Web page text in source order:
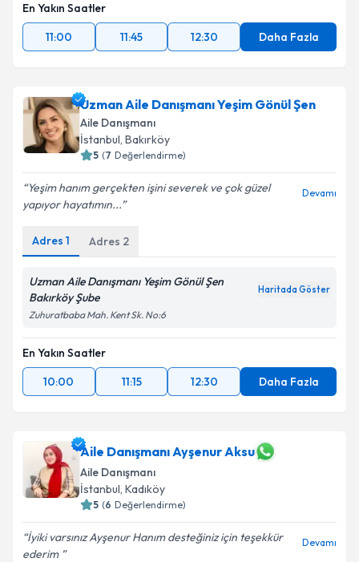
En Yakın Saatler
11:00
11:45 12:30 Daha Fazla
Uzman Aile Danışmanı Yeşim Gönül Şen
Aile Danışmanı
İstanbul, Bakırköy
5 (7 Değerlendirme)
Yeşim hanım gerçekten işini severek ve çok güzel
yapıyor hayatımın...
Devamı
Adres 1 Adres 2
Uzman Aile Danışmanı Yeşim Gönül Şen
Bakırköy Şube
Haritada Göster
Zuhuratbaba Mah. Kent Sk. No:6
En Yakın Saatler
10:00
11:15 12:30 Daha Fazla
Aile Danışmanı Ayşenur Aksu
Aile Danışmanı
İstanbul, Kadıköy
5 (6 Değerlendirme)
İyiki varsınız Ayşenur Hanım desteğiniz için teşekkür
ederim ️
Devamı